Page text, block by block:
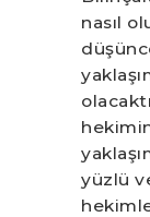
nasıl
yüzlü